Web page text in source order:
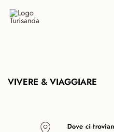
VIVERE & VIAGGIARE
Dove ci